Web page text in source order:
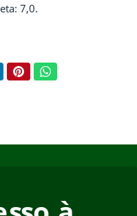
7,0.
PinterestWhatsApp